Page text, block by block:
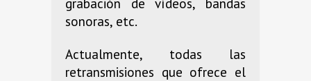
grabación de vídeos, bandas
sonoras, etc.
Actualmente, todas las
retransmisiones que ofrece el